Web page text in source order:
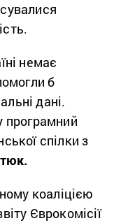
немає
б
дані.
програмний
спілки з
коаліцією
Єврокомісії